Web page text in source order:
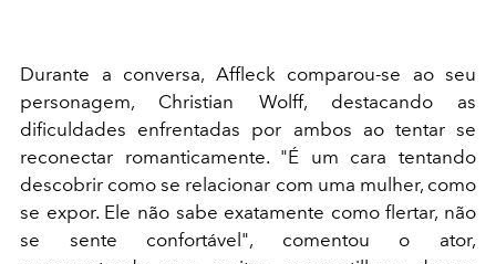
Durante a conversa, Affleck comparou-se ao seu
personagem, Christian Wolff, destacando as
dificuldades enfrentadas por ambos ao tentar se
reconectar romanticamente. "É um cara tentando
descobrir como se relacionar com uma mulher, como
se expor. Ele não sabe exatamente como flertar, não
se sente confortável", comentou o ator,